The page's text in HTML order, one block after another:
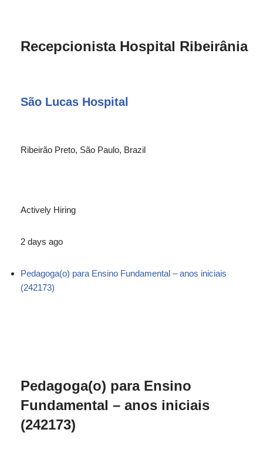
Recepcionista Hospital Ribeirânia
São Lucas Hospital
Ribeirão Preto, São Paulo, Brazil
Actively Hiring
2 days ago
Pedagoga(o) para Ensino Fundamental – anos iniciais
(242173)
Pedagoga(o) para Ensino
Fundamental – anos iniciais
(242173)